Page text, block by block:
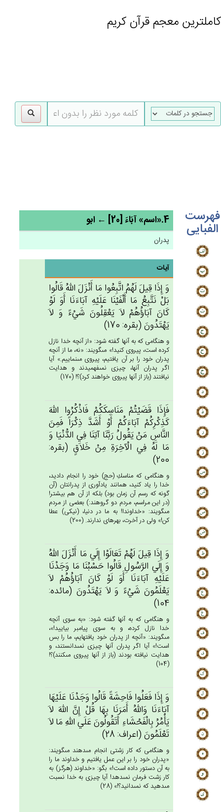
کاملترین معجم قرآن کریم
فهرست
الفبایی 4.«اسم» آبَاءَ [20] ← ابو
پدران
آیات
وَ إِذَا قِيل‌َ لَهُم‌ُ اتَّبِعُوا مَا أَنْزَل‌َ الله‌ُ قَالُوا
بَل‌ْ نَتَّبِع‌ُ مَا أَلْفَيْنَا عَلَيْه‌ِ آبَاءَنَا أَوَ لَوْ
كَان‌َ آبَاؤُهُم‌ْ لاَ يَعْقِلُون‌َ شَيْءً وَ لاَ
يَهْتَدُون‌َ (بقره: 170)
و هنگامى كه به آنها گفته شود: «از آنچه خدا نازل
كرده است، پيروى كنيد!» مى‏گويند: «نه، ما از آنچه
پدران خود را بر آن يافتيم، پيروى مى‏نماييم.» آيا
اگر پدران آنها، چيزى نمى‏فهميدند و هدايت
نيافتند (باز از آنها پيروى خواهند كرد)؟! (170)
فَإِذَا قَضَيْتُم‌ْ مَنَاسِكَكُم‌ْ فَاذْكُرُوا الله‌َ
كَذِكْرِكُم‌ْ آبَاءَكُم‌ْ أَوْ أَشَدَّ ذِكْرَاً فَمِن‌َ
النَّاس‌ِ مَنْ‌ يَقُول‌ُ رَبَّنَا آتِنَا فِي‌ الدُّنْيَا وَ
مَا لَه‌ُ فِي‌ الْآخِرَة‌ِ مِن‌ْ خَلاَق‌ٍ (بقره:
200)
و هنگامى كه مناسكِ (حج) خود را انجام داديد،
خدا را ياد كنيد، همانند يادآورى از پدرانتان (آن
گونه كه رسم آن زمان بود) بلكه از آن هم بيشتر!
(در اين مراسم، مردم دو گروهند:) بعضى از مردم
مى‏گويند: «خداوندا! به ما در دنيا، (نيكى) عطا
كن!» ولى در آخرت، بهره‏اى ندارند. (200)
وَ إِذَا قِيل‌َ لَهُم‌ْ تَعَالَوْا إِلَي‌ مَا أَنْزَل‌َ الله‌ُ
وَ إِلَي‌ الرَّسُول‌ِ قَالُوا حَسْبُنَا مَا وَجَدْنَا
عَلَيْه‌ِ آبَاءَنَا أَوَ لَوْ كَان‌َ آبَاؤُهُم‌ْ لاَ
يَعْلَمُون‌َ شَيْءً وَ لاَ يَهْتَدُون‌َ (مائده:
104)
و هنگامى كه به آنها گفته شود: «به سوى آنچه
خدا نازل كرده، و به سوى پيامبر بياييد!»،
مى‏گويند: «آنچه از پدران خود يافته‏ايم، ما را بس
است!» آيا اگر پدران آنها چيزى نمى‏دانستند، و
هدايت نيافته بودند (باز از آنها پيروى مى‏كنند)؟!
(104)
وَ إِذَا فَعَلُوا فَاحِشَة‌ً قَالُوا وَجَدْنَا عَلَيْهَا
آبَاءَنَا وَالله‌ُ أَمَرَنَا بِهَا قُل‌ْ إِن‌َّ الله‌َ لاَ
يَأْمُرُ بِالْفَحْشَاءِ أَتَقُولُون‌َ عَلَي‌ الله‌ِ مَا لاَ
تَعْلَمُون‌َ (اعراف: 28)
و هنگامى كه كار زشتى انجام مى‏دهند مى‏گويند:
«پدران خود را بر اين عمل يافتيم و خداوند ما را
به آن دستور داده است!» بگو: «خداوند (هرگز) به
كار زشت فرمان نمى‏دهد! آيا چيزى به خدا نسبت
مى‏دهيد كه نمى‏دانيد؟!» (28)